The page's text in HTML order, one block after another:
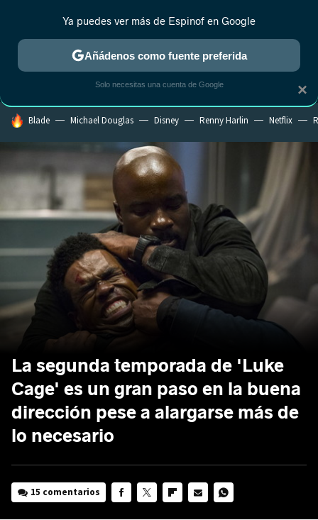
MENÚ NUEVO
ESTRENOS REALITY ANIME RANKINGS CINE
HOY SE HABLA DE
Blade Michael Douglas Disney Renny Harlin Netflix
La segunda temporada de 'Luke
Cage' es un gran paso en la buena
dirección pese a alargarse más de
lo necesario
15 comentarios
×
Ya puedes ver más de Espinof en Google
Añádenos como fuente preferida
Solo necesitas una cuenta de Google